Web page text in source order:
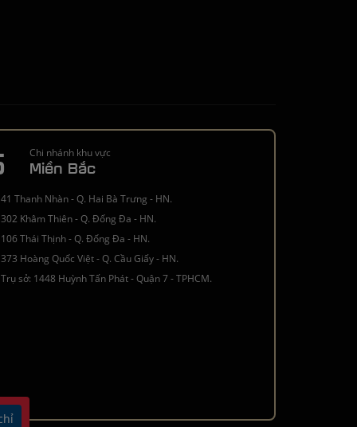
Chi nhánh khu vực
Miền Bắc
41 Thanh Nhàn - Q. Hai Bà Trưng - HN.
302 Khâm Thiên - Q. Đống Đa - HN.
106 Thái Thịnh - Q. Đống Đa - HN.
373 Hoàng Quốc Việt - Q. Cầu Giấy - HN.
Trụ sở: 1448 Huỳnh Tấn Phát - Quận 7 - TPHCM.